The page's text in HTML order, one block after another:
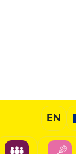
EN